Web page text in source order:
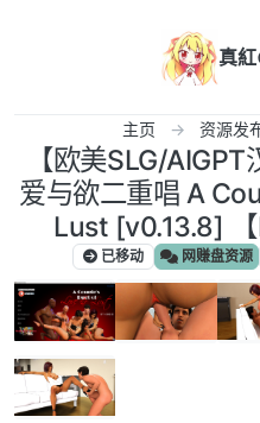
真
主页 资源发
【欧美SLG/
爱与欲二重唱 A
Lust [v0.13.8] 【
已移动 网赚盘资源